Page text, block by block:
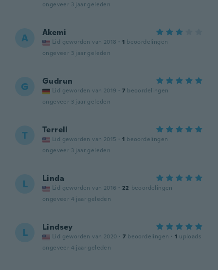
ongeveer 3 jaar geleden
A Akemi
Lid geworden van 2018 · 1 beoordelingen
ongeveer 3 jaar geleden
G Gudrun
Lid geworden van 2019 · 7 beoordelingen
ongeveer 3 jaar geleden
T Terrell
Lid geworden van 2015 · 1 beoordelingen
ongeveer 3 jaar geleden
L Linda
Lid geworden van 2016 · 22 beoordelingen
ongeveer 4 jaar geleden
L Lindsey
Lid geworden van 2020 · 7 beoordelingen · 1 uploads
ongeveer 4 jaar geleden